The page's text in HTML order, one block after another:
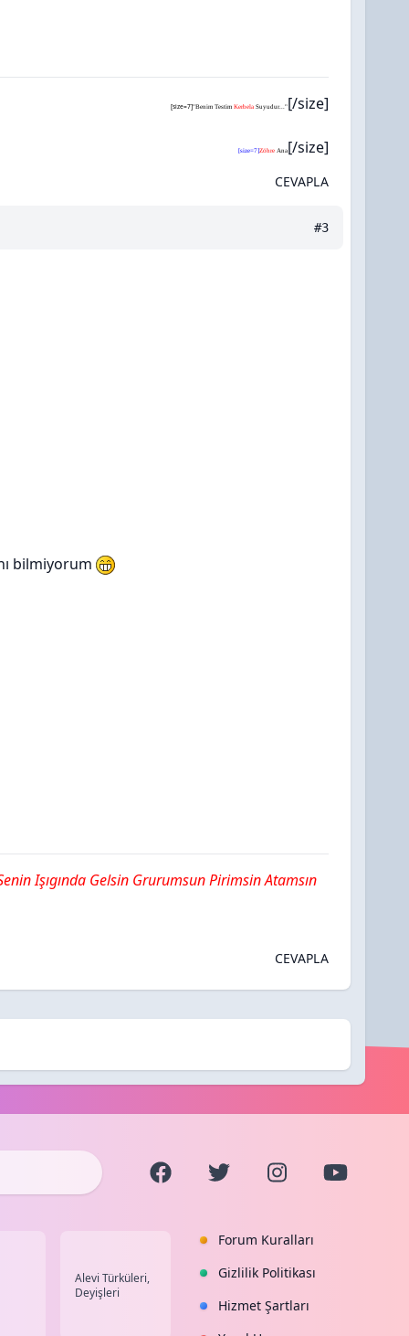
[size=7]"Benim Testim Kerbela Suyudur... "[/size]
[size=7]Zöhre Ana[/size]
CEVAPLA
#3
bilmiyorum
Işıgında Gelsin Grurumsun Pirimsin Atamsın
CEVAPLA
Alevi Türküleri,
Deyişleri
Forum Kuralları
Gizlilik Politikası
Hizmet Şartları